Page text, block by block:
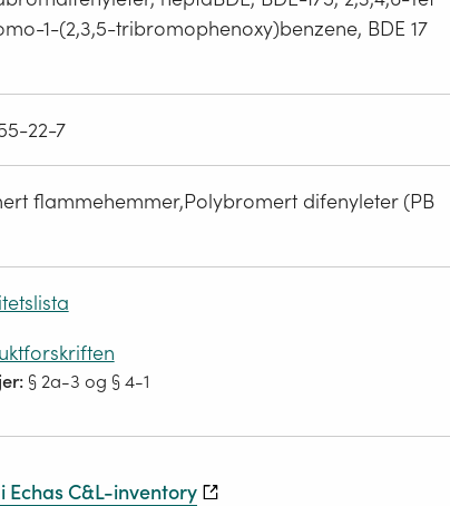
1-(2,3,5-tribromophenoxy)benzene, BDE 17
22-7
flammehemmer,Polybromert difenyleter (PB
§ 2a-3 og § 4-1
Echas C&L-inventory